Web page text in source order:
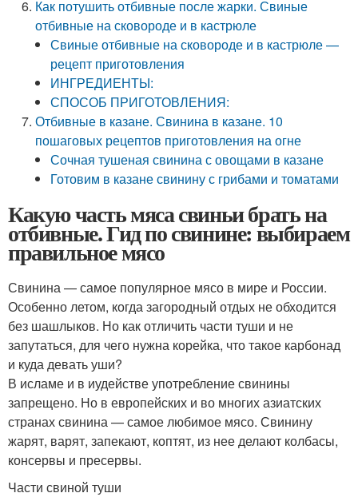
Как потушить отбивные после жарки. Свиные
отбивные на сковороде и в кастрюле
Свиные отбивные на сковороде и в кастрюле —
рецепт приготовления
ИНГРЕДИЕНТЫ:
СПОСОБ ПРИГОТОВЛЕНИЯ:
Отбивные в казане. Свинина в казане. 10
пошаговых рецептов приготовления на огне
Сочная тушеная свинина с овощами в казане
Готовим в казане свинину с грибами и томатами
Какую часть мяса свиньи брать на
отбивные. Гид по свинине: выбираем
правильное мясо
Свинина — самое популярное мясо в мире и России.
Особенно летом, когда загородный отдых не обходится
без шашлыков. Но как отличить части туши и не
запутаться, для чего нужна корейка, что такое карбонад
и куда девать уши?
В исламе и в иудействе употребление свинины
запрещено. Но в европейских и во многих азиатских
странах свинина — самое любимое мясо. Свинину
жарят, варят, запекают, коптят, из нее делают колбасы,
консервы и пресервы.
Части свиной туши